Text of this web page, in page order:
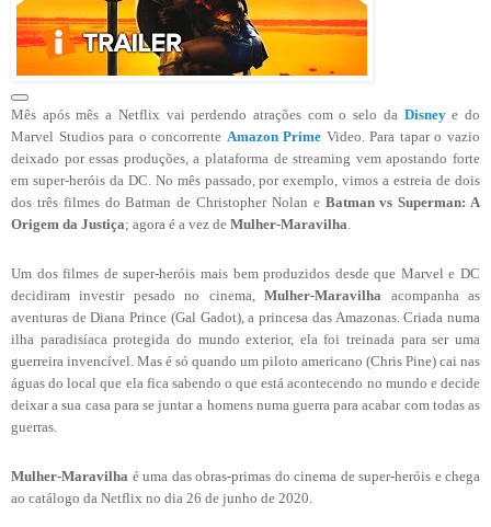
Mês após mês a Netflix vai perdendo atrações com o selo da Disneye do
Marvel Studios para o concorrente Amazon Prime Video. Para tapar o vazio
deixado por essas produções, a plataforma de streaming vem apostando forte
em super-heróis da DC. No mês passado, por exemplo, vimos a estreia de dois
dos três filmes do Batman de Christopher Nolan e Batman vs Superman: A
Origem da Justiça; agora é a vez de Mulher-Maravilha
Um dos filmes de super-heróis mais bem produzidos desde que Marvel e DC
decidiram investir pesado no cinema,Mulher-Maravilha acompanha as
aventuras de Diana Prince (Gal Gadot), a princesa das Amazonas. Criada numa
ilha paradisíaca protegida do mundo exterior, ela foi treinada para ser uma
guerreira invencível. Mas é só quando um piloto americano (Chris Pine) cai nas
águas do local que ela fica sabendo o que está acontecendo no mundo e decide
deixar a sua casa para se juntar a homens numa guerra para acabar com todas as
guerras.
Mulher-Maravilha é uma das obras-primas do cinema de super-heróis e chega
ao catálogo da Netflix no dia 26 de junho de 2020.